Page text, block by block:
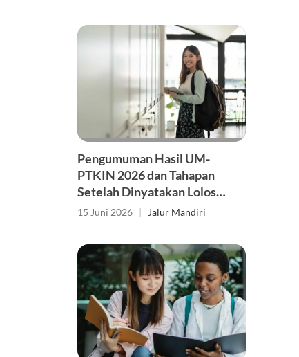
Pengumuman Hasil UM-
PTKIN 2026 dan Tahapan
Setelah Dinyatakan Lolos
Seleksi
15 Juni 2026 | Jalur Mandiri